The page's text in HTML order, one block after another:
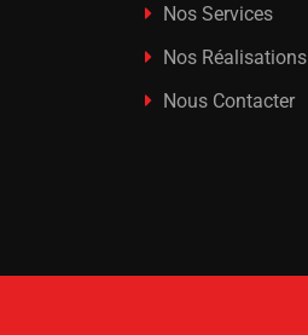
Nos Services
Nos Réalisations
Nous Contacter